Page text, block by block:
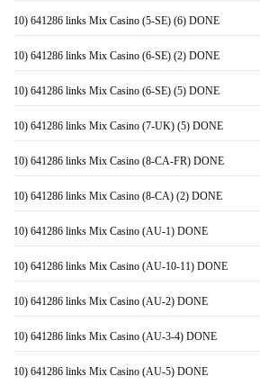
10) 641286 links Mix Casino (5-SE) (6) DONE
10) 641286 links Mix Casino (6-SE) (2) DONE
10) 641286 links Mix Casino (6-SE) (5) DONE
10) 641286 links Mix Casino (7-UK) (5) DONE
10) 641286 links Mix Casino (8-CA-FR) DONE
10) 641286 links Mix Casino (8-CA) (2) DONE
10) 641286 links Mix Casino (AU-1) DONE
10) 641286 links Mix Casino (AU-10-11) DONE
10) 641286 links Mix Casino (AU-2) DONE
10) 641286 links Mix Casino (AU-3-4) DONE
10) 641286 links Mix Casino (AU-5) DONE